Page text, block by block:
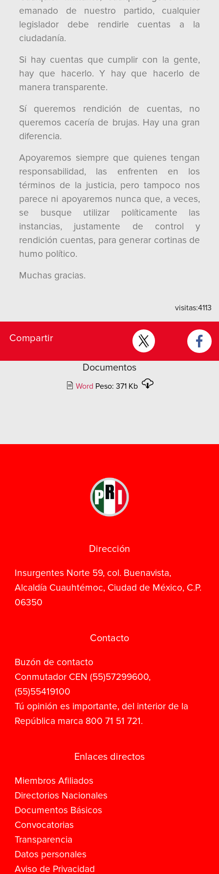
emanado de nuestro partido, cualquier
legislador debe rendirle cuentas a la
ciudadanía.
Si hay cuentas que cumplir con la gente,
hay que hacerlo. Y hay que hacerlo de
manera transparente.
Sí queremos rendición de cuentas, no
queremos cacería de brujas. Hay una gran
diferencia.
Apoyaremos siempre que quienes tengan
responsabilidad, las enfrenten en los
términos de la justicia, pero tampoco nos
parece ni apoyaremos nunca que, a veces,
se busque utilizar políticamente las
instancias, justamente de control y
rendición cuentas, para generar cortinas de
humo político.
Muchas gracias.
visitas:4113
Compartir
Documentos
Word Peso: 371 Kb
Dirección
Insurgentes Norte 59, col. Buenavista,
Alcaldía Cuauhtémoc, Ciudad de México, C.P.
06350
Contacto
Buzón de contacto
Conmutador CEN (55)57299600,
(55)55419100
Tú opinión es importante, del interior de la
República marca 800 71 51 721.
Enlaces directos
Miembros Afiliados
Directorios Nacionales
Documentos Básicos
Convocatorias
Transparencia
Datos personales
Aviso de Privacidad